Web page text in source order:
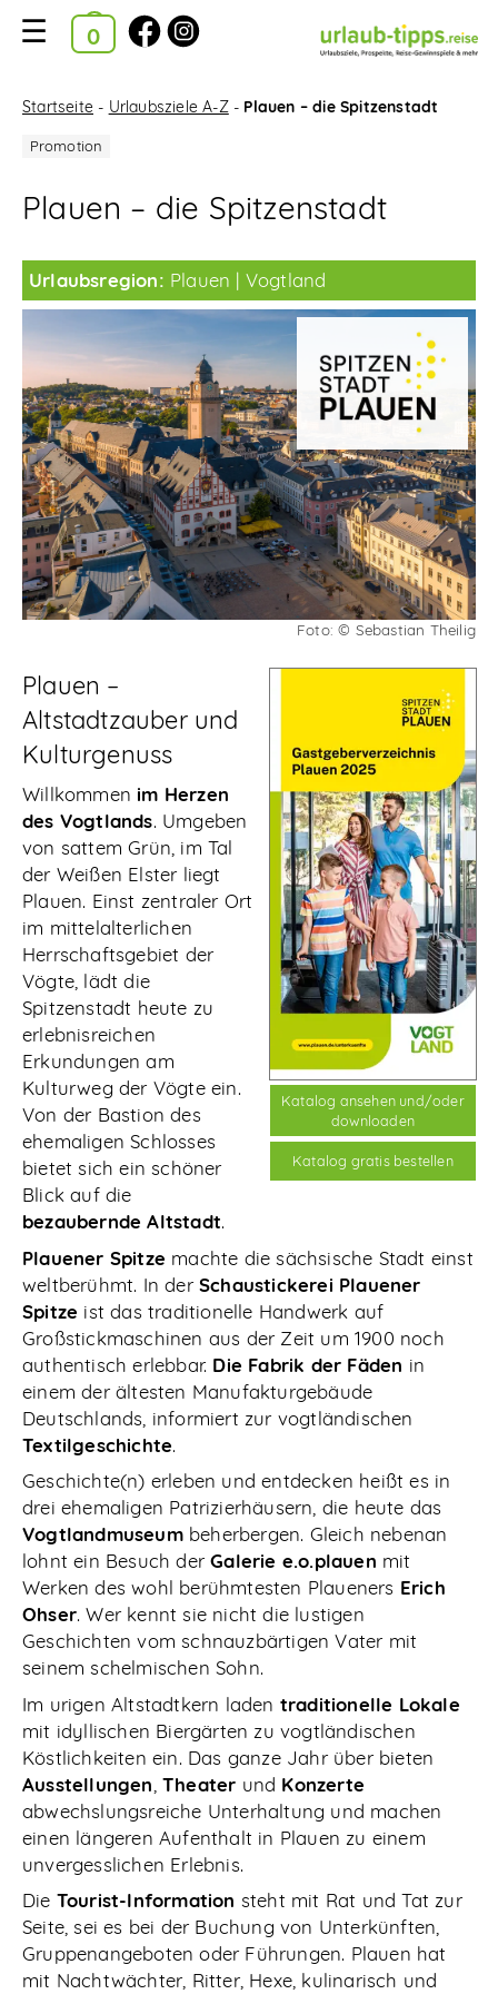
Kataloge
im
Bestellkorb
Startseite
Urlaubsziele A-Z
Reise-News
Reise-Gewinnspiele
Neue Katalog-Tipps
Abonnieren
Ausgewählte Kataloge
Startseite - Urlaubsziele A-Z- Plauen – die Spitzenstadt
Plauen – die Spitzenstadt
Urlaubsregion: Plauen Vogtland
Foto: © Sebastian Theilig
Katalog ansehen und/oder
downloaden
Katalog gratis bestellen
Plauen –
Altstadtzauber und
Kulturgenuss
Willkommen im Herzen
des Vogtlands. Umgeben
von sattem Grün, im Tal
der Weißen Elster liegt
Plauen. Einst zentraler Ort
im mittelalterlichen
Herrschaftsgebiet der
Vögte, lädt die
Spitzenstadt heute zu
erlebnisreichen
Erkundungen am
Kulturweg der Vögte ein.
Von der Bastion des
ehemaligen Schlosses
bietet sich ein schöner
Blick auf die
bezaubernde Altstadt.
Plauener Spitze machte die sächsische Stadt einst
weltberühmt. In der Schaustickerei Plauener
Spitze ist das traditionelle Handwerk auf
Großstickmaschinen aus der Zeit um 1900 noch
authentisch erlebbar. Die Fabrik der Fäden in
einem der ältesten Manufakturgebäude
Deutschlands, informiert zur vogtländischen
Textilgeschichte.
Geschichte(n) erleben und entdecken heißt es in
drei ehemaligen Patrizierhäusern, die heute das
Vogtlandmuseumbeherbergen. Gleich nebenan
lohnt ein Besuch derGalerie e.o.plauen mit
Werken des wohl berühmtesten Plaueners Erich
Ohser. Wer kennt sie nicht die lustigen
Geschichten vom schnauzbärtigen Vater mit
seinem schelmischen Sohn.
Im urigen Altstadtkern laden traditionelle Lokale
mit idyllischen Biergärten zu vogtländischen
Köstlichkeiten ein. Das ganze Jahr über bieten
Ausstellungen ,Theater und Konzerte
abwechslungsreiche Unterhaltung und machen
einen längeren Aufenthalt in Plauen zu einem
unvergesslichen Erlebnis.
Die Tourist-Information steht mit Rat und Tat zur
Seite, sei es bei der Buchung von Unterkünften,
Gruppenangeboten oder Führungen. Plauen hat
mit Nachtwächter, Ritter, Hexe, kulinarisch und